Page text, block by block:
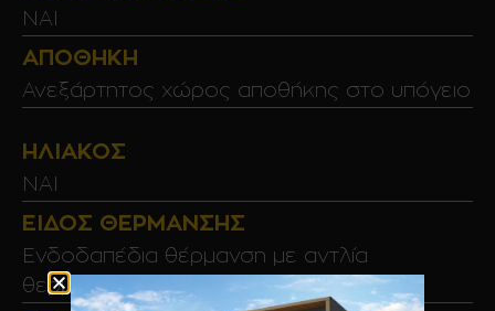
NAI
ΑΠΟΘΉΚΗ
Ανεξάρτητος χώρος αποθήκης στο υπόγειο
ΗΛΙΑΚΌΣ
ΝΑΙ
ΕΊΔΟΣ ΘΈΡΜΑΝΣΗΣ
Ενδοδαπέδια θέρμανση με αντλία
θερμότητας